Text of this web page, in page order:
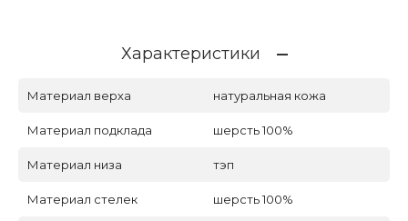
Характеристики
Материал верха натуральная кожа
Материал подклада шерсть 100%
Материал низа тэп
Материал стелек шерсть 100%